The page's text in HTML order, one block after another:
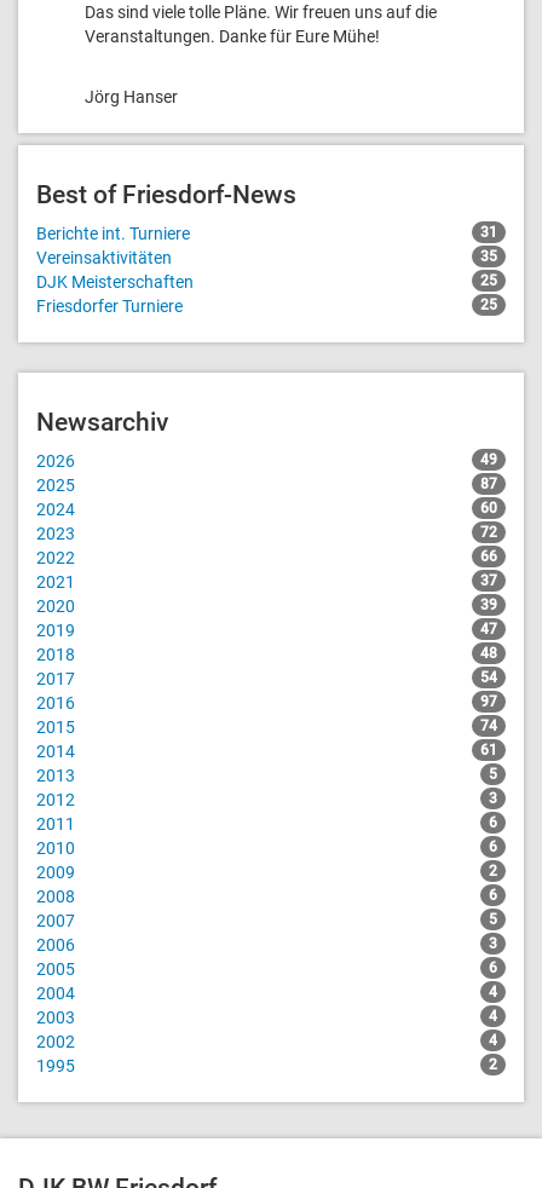
Das sind viele tolle Pläne. Wir freuen uns auf die
Veranstaltungen. Danke für Eure Mühe!
Jörg Hanser
Best of Friesdorf-News
Berichte int. Turniere 31
Vereinsaktivitäten 35
DJK Meisterschaften 25
Friesdorfer Turniere 25
Newsarchiv
2026 49
2025 87
2024 60
2023 72
2022 66
2021 37
2020 39
2019 47
2018 48
2017 54
2016 97
2015 74
2014 61
2013 5
2012 3
2011 6
2010 6
2009 2
2008 6
2007 5
2006 3
2005 6
2004 4
2003 4
2002 4
1995 2